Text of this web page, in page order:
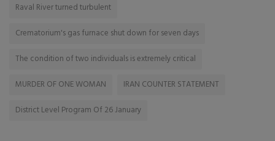
Raval River turned turbulent
Crematorium's gas furnace shut down for seven days
The condition of two individuals is extremely critical
MURDER OF ONE WOMAN
IRAN COUNTER STATEMENT
District Level Program Of 26 January